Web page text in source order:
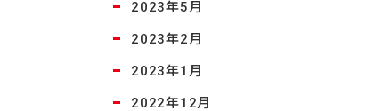
2023年5月
2023年2月
2023年1月
2022年12月